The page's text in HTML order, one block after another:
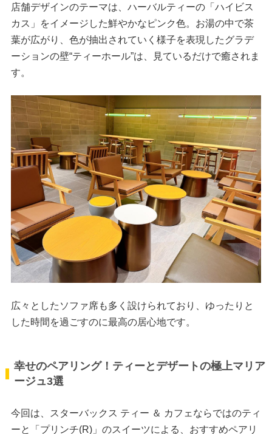
店舗デザインのテーマは、ハーバルティーの「ハイビス
カス」をイメージした鮮やかなピンク色。お湯の中で茶
葉が広がり、色が抽出されていく様子を表現したグラデ
ーションの壁“ティーホール”は、見ているだけで癒されま
す。
広々としたソファ席も多く設けられており、ゆったりと
した時間を過ごすのに最高の居心地です。
幸せのペアリング！ティーとデザートの極上マリア
ージュ3選
今回は、スターバックス ティー ＆ カフェならではのティ
ーと「プリンチ(R)」のスイーツによる、おすすめペアリ